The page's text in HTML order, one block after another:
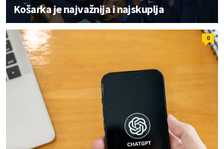
Košarka je najvažnija i najskuplja
0